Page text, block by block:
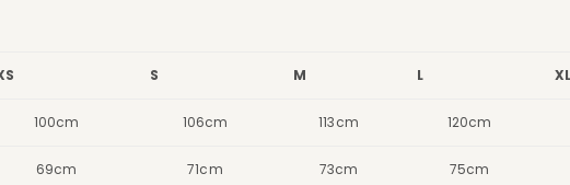
S M L XL
100cm 106cm 113cm 120cm
69cm 71cm 73cm 75cm